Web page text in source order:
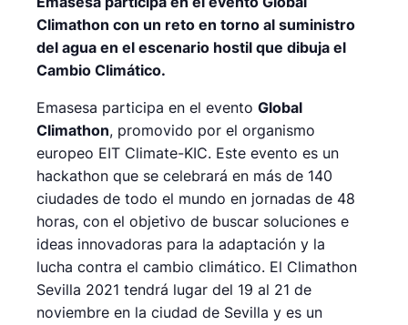
Climathon con un reto en torno al suministro
del agua en el escenario hostil que dibuja el
Cambio Climático.
Emasesa participa en el evento Global
Climathon, promovido por el organismo
europeo EIT Climate-KIC. Este evento es un
hackathon que se celebrará en más de 140
ciudades de todo el mundo en jornadas de 48
horas, con el objetivo de buscar soluciones e
ideas innovadoras para la adaptación y la
lucha contra el cambio climático. El Climathon
Sevilla 2021 tendrá lugar del 19 al 21 de
noviembre en la ciudad de Sevilla y es un